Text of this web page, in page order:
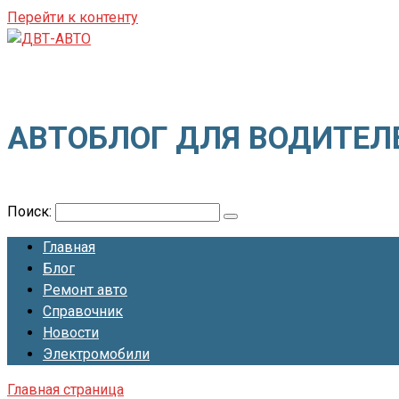
Перейти к контенту
АВТОБЛОГ ДЛЯ
Поиск:
Главная
Блог
Ремонт авто
Справочник
Новости
Электромобили
Главная страница